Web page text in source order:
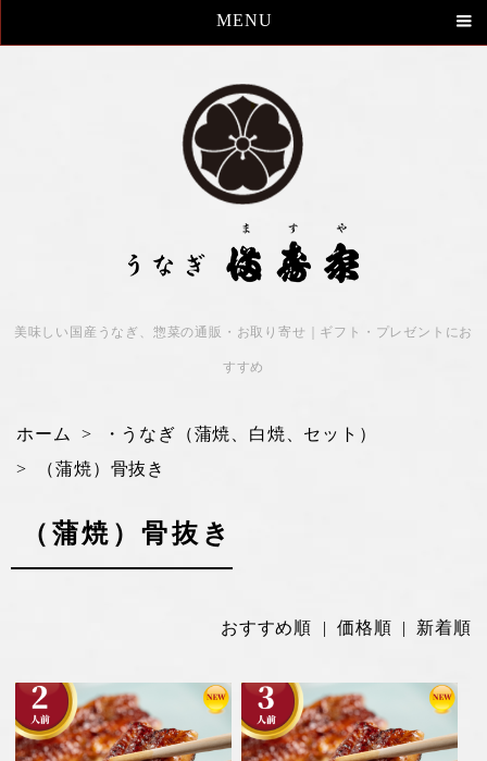
MENU
美味しい国産うなぎ、惣菜の通販・お取り寄せ｜ギフト・プレゼントにお
すすめ
ホーム >
・うなぎ（蒲焼、白焼、セット）
>
（蒲焼）骨抜き
（蒲焼）骨抜き
おすすめ順 | 価格順 | 新着順